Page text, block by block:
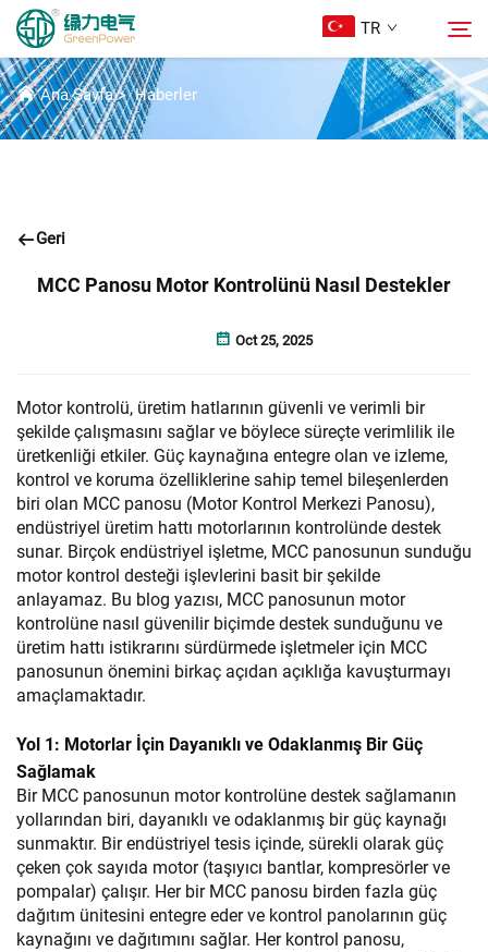
TR
Ürünler
İndir
Bize Ulaşın
HABER
Ana Sayfa>Haberler
Geri
MCC Panosu Motor Kontrolünü Nasıl Destekler
Oct 25, 2025
Motor kontrolü, üretim hatlarının güvenli ve verimli bir
şekilde çalışmasını sağlar ve böylece süreçte verimlilik ile
üretkenliği etkiler. Güç kaynağına entegre olan ve izleme,
kontrol ve koruma özelliklerine sahip temel bileşenlerden
biri olan MCC panosu (Motor Kontrol Merkezi Panosu),
endüstriyel üretim hattı motorlarının kontrolünde destek
sunar. Birçok endüstriyel işletme, MCC panosunun sunduğu
motor kontrol desteği işlevlerini basit bir şekilde
anlayamaz. Bu blog yazısı, MCC panosunun motor
kontrolüne nasıl güvenilir biçimde destek sunduğunu ve
üretim hattı istikrarını sürdürmede işletmeler için MCC
panosunun önemini birkaç açıdan açıklığa kavuşturmayı
amaçlamaktadır.
Yol 1: Motorlar İçin Dayanıklı ve Odaklanmış Bir Güç
Sağlamak
Bir MCC panosunun motor kontrolüne destek sağlamanın
yollarından biri, dayanıklı ve odaklanmış bir güç kaynağı
sunmaktır. Bir endüstriyel tesis içinde, sürekli olarak güç
çeken çok sayıda motor (taşıyıcı bantlar, kompresörler ve
pompalar) çalışır. Her bir MCC panosu birden fazla güç
dağıtım ünitesini entegre eder ve kontrol panolarının güç
kaynağını ve dağıtımını sağlar. Her kontrol panosu,